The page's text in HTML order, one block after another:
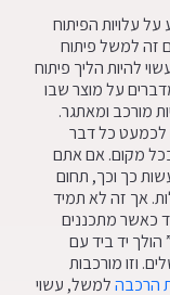
עלויות הפיתוח
זה למשל פיתוח
להיות הליך פיתוח
על מוצר שבו
מורכב ומאתגר.
לכמעט כל דבר
מקום. אם אתם
כך וכך, תחום
אך זה לא תמיד
כאשר מתכננים
הולך יד ביד עם
וזו מורכבות
הרכבהלמשל, עשוי